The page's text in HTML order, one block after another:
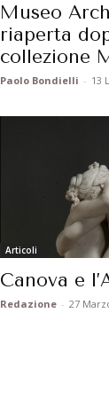
Museo
riaperta
collezione
Paolo Bondielli - 13
Articoli
Canova e
Redazione - 27